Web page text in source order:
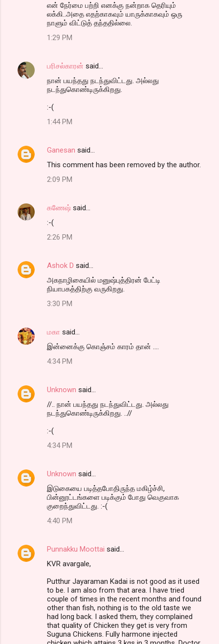
என் நேர்மை பற்றி எனக்கு நன்றாக தெரியும்
லக்கி..அதை எதற்காகவும் யாருக்காகவும் ஒரு
நாளும் விட்டுத் தந்ததில்லை.
1:29 PM
பரிசல்காரன் said…
நான் பயந்தது நடந்துவிட்டது. அல்லது
நடந்துகொண்டிருக்கிறது.
:-(
1:44 PM
Ganesan said…
This comment has been removed by the author.
2:09 PM
கணேஷ் said…
:-(
2:26 PM
Ashok D said…
அகநாழிகையில் மனுஷ்புத்திரன் பேட்டி
நியாபகத்திற்கு வருகிறது.
3:30 PM
மகா said…
இன்னைக்கு கொஞ்சம் காரம் தான் ....
4:34 PM
Unknown said…
//.. நான் பயந்தது நடந்துவிட்டது. அல்லது
நடந்துகொண்டிருக்கிறது. ..//
:-(
4:34 PM
Unknown said…
இடுகையை படித்தபோதிருந்த மகிழ்ச்சி,
பின்னூட்டங்களை படிக்கும் போது வெகுவாக
குறைந்துவிட்டது. :-(
4:40 PM
Punnakku Moottai said…
KVR avargale,
Putthur Jayaraman Kadai is not good as it used
to be. I am also from that area. I have tried
couple of times in the recent months and found
other than fish, nothing is to the old taste we
had long back. I asked them, they complained
that quality of Chicken they get is very from
Suguna Chickens. Fully harmone injected